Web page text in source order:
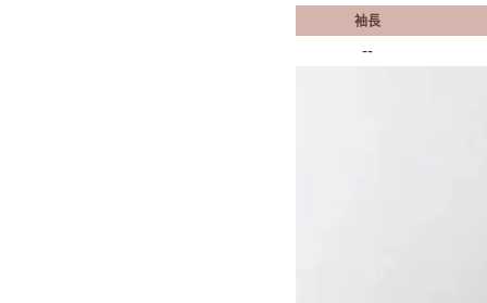
袖長
--